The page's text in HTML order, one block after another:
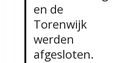
en de
Torenwijk
werden
afgesloten.